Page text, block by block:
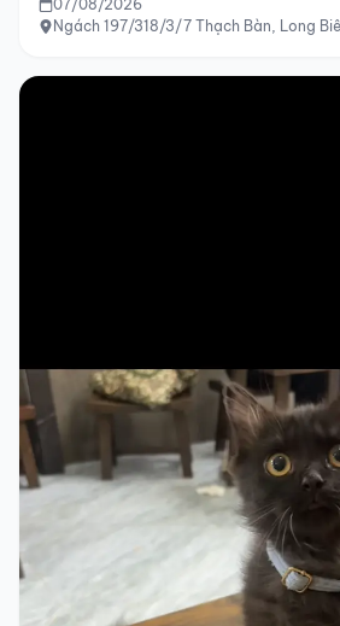
07/08/2026
Ngách 197/318/3/7 Thạch Bàn, Long